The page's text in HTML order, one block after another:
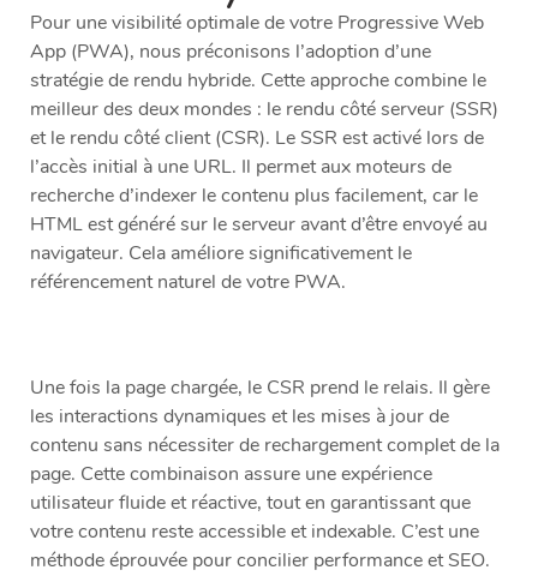
Pour une visibilité optimale de votre Progressive Web
App (PWA), nous préconisons l’adoption d’une
stratégie de rendu hybride. Cette approche combine le
meilleur des deux mondes : le rendu côté serveur (SSR)
et le rendu côté client (CSR). Le SSR est activé lors de
l’accès initial à une URL. Il permet aux moteurs de
recherche d’indexer le contenu plus facilement, car le
HTML est généré sur le serveur avant d’être envoyé au
navigateur. Cela améliore significativement le
référencement naturel de votre PWA.
Une fois la page chargée, le CSR prend le relais. Il gère
les interactions dynamiques et les mises à jour de
contenu sans nécessiter de rechargement complet de la
page. Cette combinaison assure une expérience
utilisateur fluide et réactive, tout en garantissant que
votre contenu reste accessible et indexable. C’est une
méthode éprouvée pour concilier performance et SEO.